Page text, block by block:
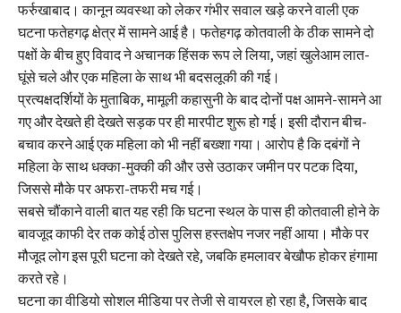
फर्रुखाबाद। कानून व्यवस्था को लेकर गंभीर सवाल खड़े करने वाली एक
घटना फतेहगढ़ क्षेत्र में सामने आई है। फतेहगढ़ कोतवाली के ठीक सामने दो
पक्षों के बीच हुए विवाद ने अचानक हिंसक रूप ले लिया, जहां खुलेआम लात-
घूंसे चले और एक महिला के साथ भी बदसलूकी की गई।
प्रत्यक्षदर्शियों के मुताबिक, मामूली कहासुनी के बाद दोनों पक्ष आमने-सामने आ
गए और देखते ही देखते सड़क पर ही मारपीट शुरू हो गई। इसी दौरान बीच-
बचाव करने आई एक महिला को भी नहीं बख्शा गया। आरोप है कि दबंगों ने
महिला के साथ धक्का-मुक्की की और उसे उठाकर जमीन पर पटक दिया,
जिससे मौके पर अफरा-तफरी मच गई।
सबसे चौंकाने वाली बात यह रही कि घटना स्थल के पास ही कोतवाली होने के
बावजूद काफी देर तक कोई ठोस पुलिस हस्तक्षेप नजर नहीं आया। मौके पर
मौजूद लोग इस पूरी घटना को देखते रहे, जबकि हमलावर बेखौफ होकर हंगामा
करते रहे।
घटना का वीडियो सोशल मीडिया पर तेजी से वायरल हो रहा है, जिसके बाद